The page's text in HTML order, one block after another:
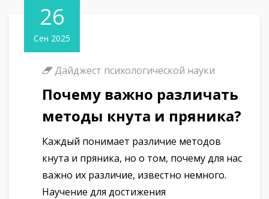
26
Сен 2025
Дайджест психологической науки
Почему важно различать
методы кнута и пряника?
Каждый понимает различие методов
кнута и пряника, но о том, почему для нас
важно их различие, известно немного.
Научение для достижения